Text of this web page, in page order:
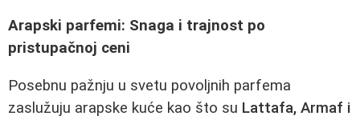
Arapski parfemi: Snaga i trajnost po
pristupačnoj ceni
Posebnu pažnju u svetu povoljnih parfema
zaslužuju arapske kuće kao što su Lattafa, Armaf i